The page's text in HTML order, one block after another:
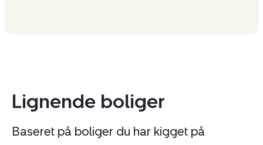
Lignende boliger
Baseret på boliger du har kigget på